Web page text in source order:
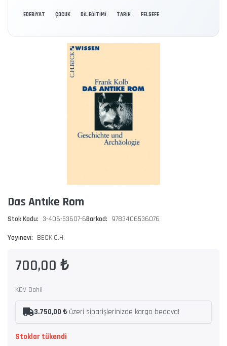
EDEBİYAT ÇOCUK DİL EĞİTİMİ TARİH FELSEFE
Das Antıke Rom
Stok Kodu: 3-406-53607-6Barkod: 9783406536076
Yayınevi: BECK,C.H.
700,00 ₺
KDV Dahil
3.750,00 ₺üzeri siparişlerinizde kargo bedava!
Stoklar tükendi